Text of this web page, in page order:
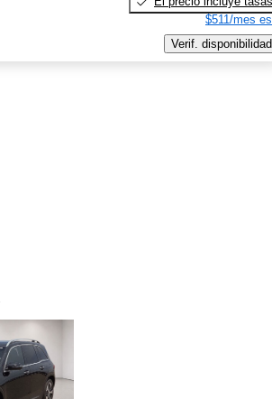
$511/mes
Verif. disponibilidad